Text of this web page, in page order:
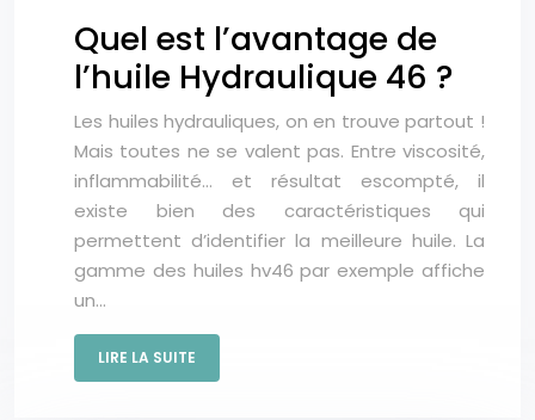
Quel est l’avantage de
l’huile Hydraulique 46 ?
Les huiles hydrauliques, on en trouve partout !
Mais toutes ne se valent pas. Entre viscosité,
inflammabilité… et résultat escompté, il
existe bien des caractéristiques qui
permettent d’identifier la meilleure huile. La
gamme des huiles hv46 par exemple affiche
un…
LIRE LA SUITE